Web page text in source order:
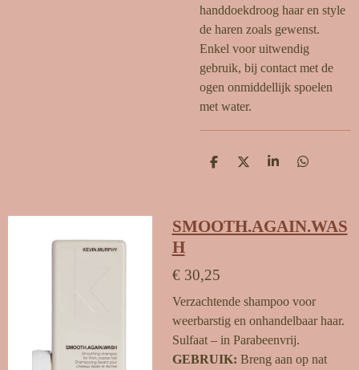
handdoekdroog haar en style
de haren zoals gewenst.
Enkel voor uitwendig
gebruik, bij contact met de
ogen onmiddellijk spoelen
met water.
D
n
D
S
e
D
n
SMOOTH.AGAIN.WAS
H
€ 30,25
Verzachtende shampoo voor
weerbarstig en onhandelbaar haar.
Sulfaat – in Parabeenvrij.
GEBRUIK: Breng aan op nat